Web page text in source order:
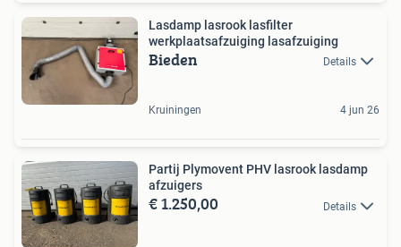
Lasdamp lasrook lasfilter
werkplaatsafzuiging lasafzuiging
Bieden Details
Kruiningen 4 jun 26
Partij Plymovent PHV lasrook lasdamp
afzuigers
€ 1.250,00 Details